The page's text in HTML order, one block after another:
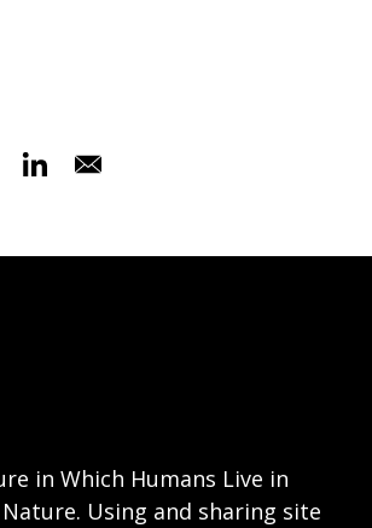
in Which Humans Live in
Using and sharing site